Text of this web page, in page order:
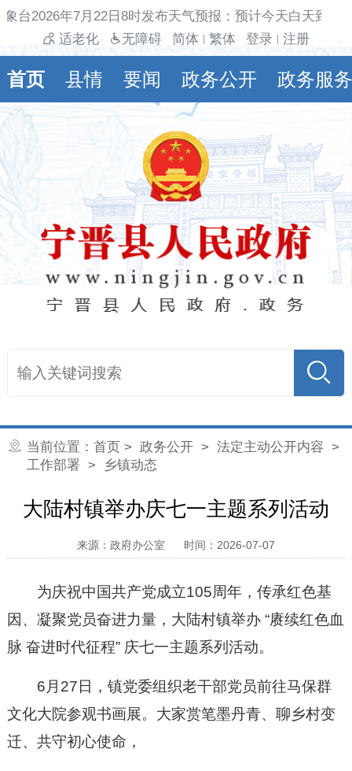
台2026年7月22日8时发布天气预报：预计今天白天到
适老化
无障碍 简体 繁体 登录 注册
首页 县情 要闻 政务公开 政务服务
当前位置： 首页 > 政务公开> 法定主动公开内容 >
工作部署 > 乡镇动态
大陆村镇举办庆七一主题系列活动
来源：政府办公室 时间：2026-07-07
为庆祝中国共产党成立105周年，传承红色基
因、凝聚党员奋进力量，大陆村镇举办 “赓续红色血
脉 奋进时代征程” 庆七一主题系列活动。
6月27日，镇党委组织老干部党员前往马保群
文化大院参观书画展。大家赏笔墨丹青、聊乡村变
迁、共守初心使命，